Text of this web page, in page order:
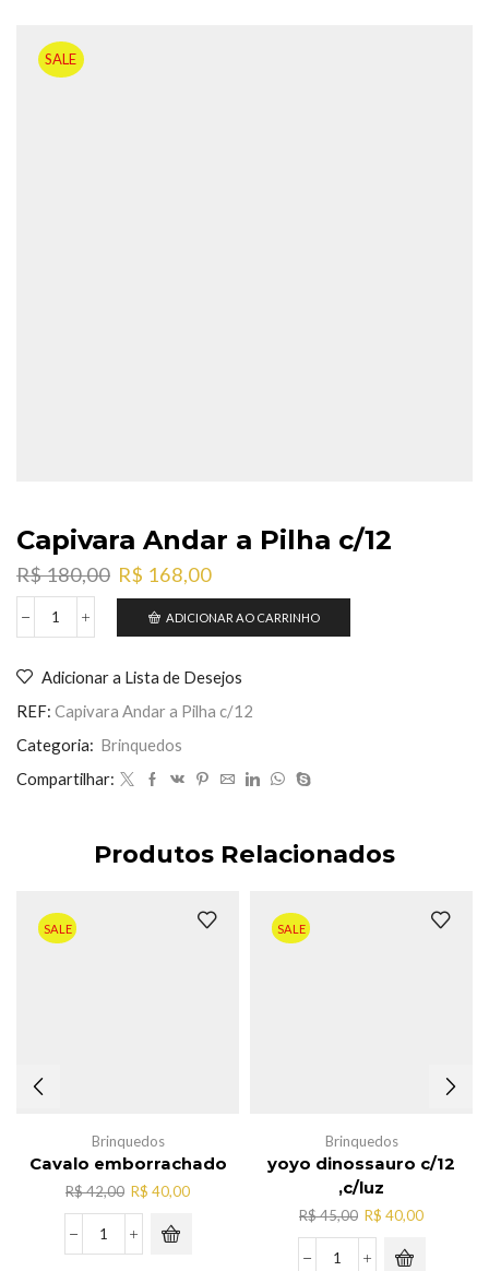
SALE
Capivara Andar a Pilha c/12
R$180,00 O
preço
original
era:
R$ 168,00O
preço
atual
é:
Capivara
Pilha
c/12
quantidade
ADICIONAR AO CARRINHO
Adicionar a Lista de Desejos
REF: Capivara Andar a Pilha c/12
Categoria: Brinquedos
Compartilhar:
Produtos Relacionados
SALE
Brinquedos
Cavalo emborrachado
R$42,00 O
preço
original
era:
R$ 40,00O
Cavalo
SALE
Brinquedos
yoyo dinossauro c/12
,c/luz
R$45,00 O
preço
original
R$ 40,00O
yoyo